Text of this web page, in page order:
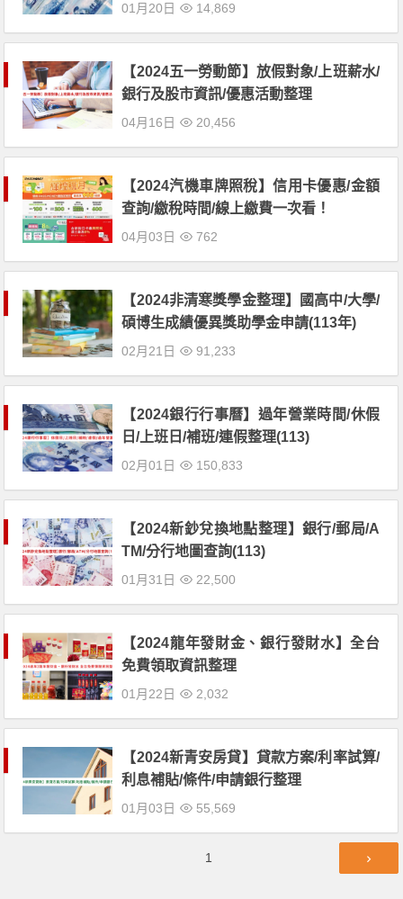
01月20日 14,869
【2024五一勞動節】放假對象/上班薪水/
銀行及股市資訊/優惠活動整理
04月16日 20,456
【2024汽機車牌照稅】信用卡優惠/金額
查詢/繳稅時間/線上繳費一次看！
04月03日 762
【2024非清寒獎學金整理】國高中/大學/
碩博生成績優異獎助學金申請(113年)
02月21日 91,233
【2024銀行行事曆】過年營業時間/休假
日/上班日/補班/連假整理(113)
02月01日 150,833
【2024新鈔兌換地點整理】銀行/郵局/A
TM/分行地圖查詢(113)
01月31日 22,500
【2024龍年發財金、銀行發財水】全台
免費領取資訊整理
01月22日 2,032
【2024新青安房貸】貸款方案/利率試算/
利息補貼/條件/申請銀行整理
01月03日 55,569
1